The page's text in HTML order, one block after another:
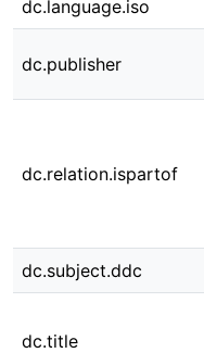
dc.language.iso
dc.publisher
dc.relation.ispartof
dc.subject.ddc
dc.title